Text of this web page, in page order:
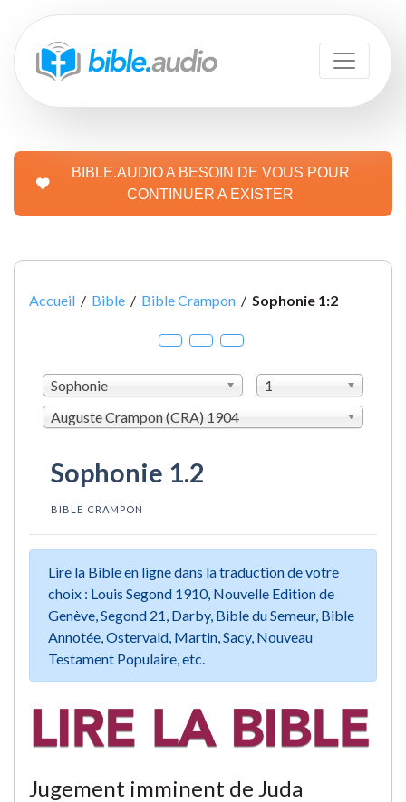
BIBLE.AUDIO A BESOIN DE VOUS POUR
CONTINUER A EXISTER
Accueil / Bible / Bible Crampon / Sophonie 1:2
Sophonie
1
Auguste Crampon (CRA) 1904
Sophonie 1.2
BIBLE CRAMPON
Lire la Bible en ligne dans la traduction de votre
choix : Louis Segond 1910, Nouvelle Edition de
Genève, Segond 21, Darby, Bible du Semeur, Bible
Annotée, Ostervald, Martin, Sacy, Nouveau
Testament Populaire, etc.
Jugement imminent de Juda